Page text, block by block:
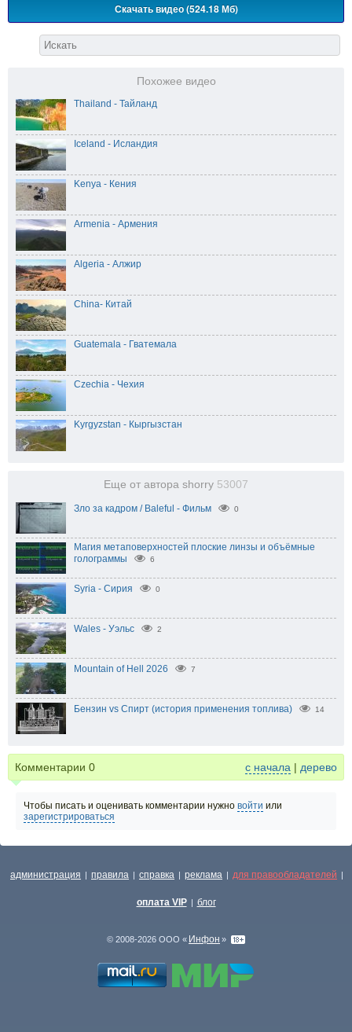
Скачать видео (524.18 Мб)
Похожее видео
Thailand - Тайланд
Iceland - Исландия
Kenya - Кения
Armenia - Армения
Algeria - Алжир
China- Китай
Guatemala - Гватемала
Czechia - Чехия
Kyrgyzstan - Кыргызстан
Еще от автора shorry 53007
Зло за кадром / Baleful - Фильм 0
Магия метаповерхностей плоские линзы и объёмные
голограммы
6
Syria - Сирия 0
Wales - Уэльс 2
Mountain of Hell 2026 7
Бензин vs Спирт (история применения топлива) 14
Комментарии 0 с начала | дерево
Чтобы писать и оценивать комментарии нужно войти или
зарегистрироваться
администрация | правила | справка | реклама | для правообладателей |
оплата VIP | блог
© 2008-2026 ООО « Инфон »